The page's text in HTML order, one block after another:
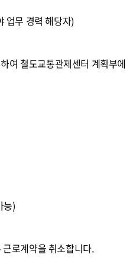
업무 경력 해당자)
여 철도교통관제센터 계획부
능)
로계약을 취소합니다.